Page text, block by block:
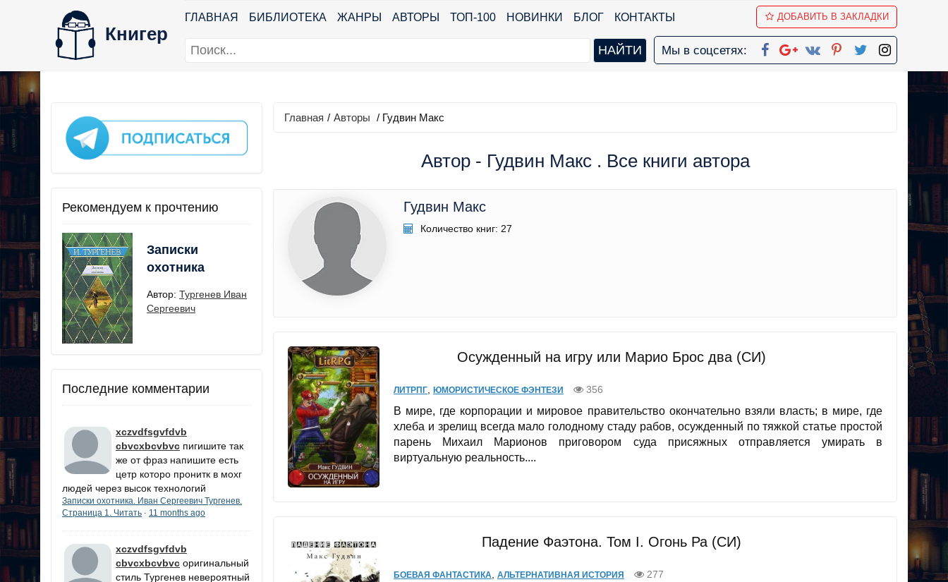
Книгер
ГЛАВНАЯ БИБЛИОТЕКА ЖАНРЫ АВТОРЫ ТОП-100 НОВИНКИ БЛОГ КОНТАКТЫ ДОБАВИТЬ В ЗАКЛАДКИ
Мы в соцсетях:
Рекомендуем к прочтению
Записки
охотника
Автор: Тургенев Иван
Сергеевич
Последние комментарии
xczvdfsgvfdvb
cbvcxbcvbvc пигишите так
же от фраз напишите есть
цетр которо пронитк в мохг
людей через высок технологий
Записки охотника. Иван Сергеевич Тургенев.
Страница 1. Читать · 11 months ago
xczvdfsgvfdvb
cbvcxbcvbvc оригинальный
стиль Тургенев невероятный
Главная / Авторы / Гудвин Макс
Автор - Гудвин Макс . Все книги автора
Гудвин Макс
Количество книг: 27
Осужденный на игру или Марио Брос два (СИ)
ЛИТРПГ ЮМОРИСТИЧЕСКОЕ ФЭНТЕЗИ 356
В мире, где корпорации и мировое правительство окончательно взяли власть; в мире, где
хлеба и зрелищ всегда мало голодному стаду рабов, осужденный по тяжкой статье простой
парень Михаил Марионов приговором суда присяжных отправляется умирать в
виртуальную реальность....
Падение Фаэтона. Том I. Огонь Ра (СИ)
БОЕВАЯ ФАНТАСТИКА АЛЬТЕРНАТИВНАЯ ИСТОРИЯ 277